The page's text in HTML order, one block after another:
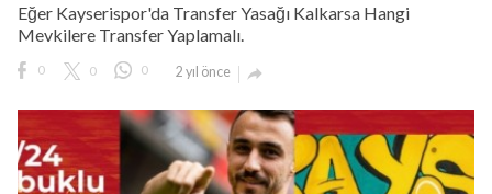
Eğer Kayserispor'da Transfer Yasağı Kalkarsa Hangi
Mevkilere Transfer Yaplamalı.
0 0 0 2 yıl önce 